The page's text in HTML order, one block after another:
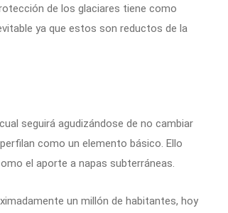
de los glaciares tiene como
ya que estos son reductos de la
seguirá agudizándose de no cambiar
como un elemento básico. Ello
el aporte a napas subterráneas.
un millón de habitantes, hoy